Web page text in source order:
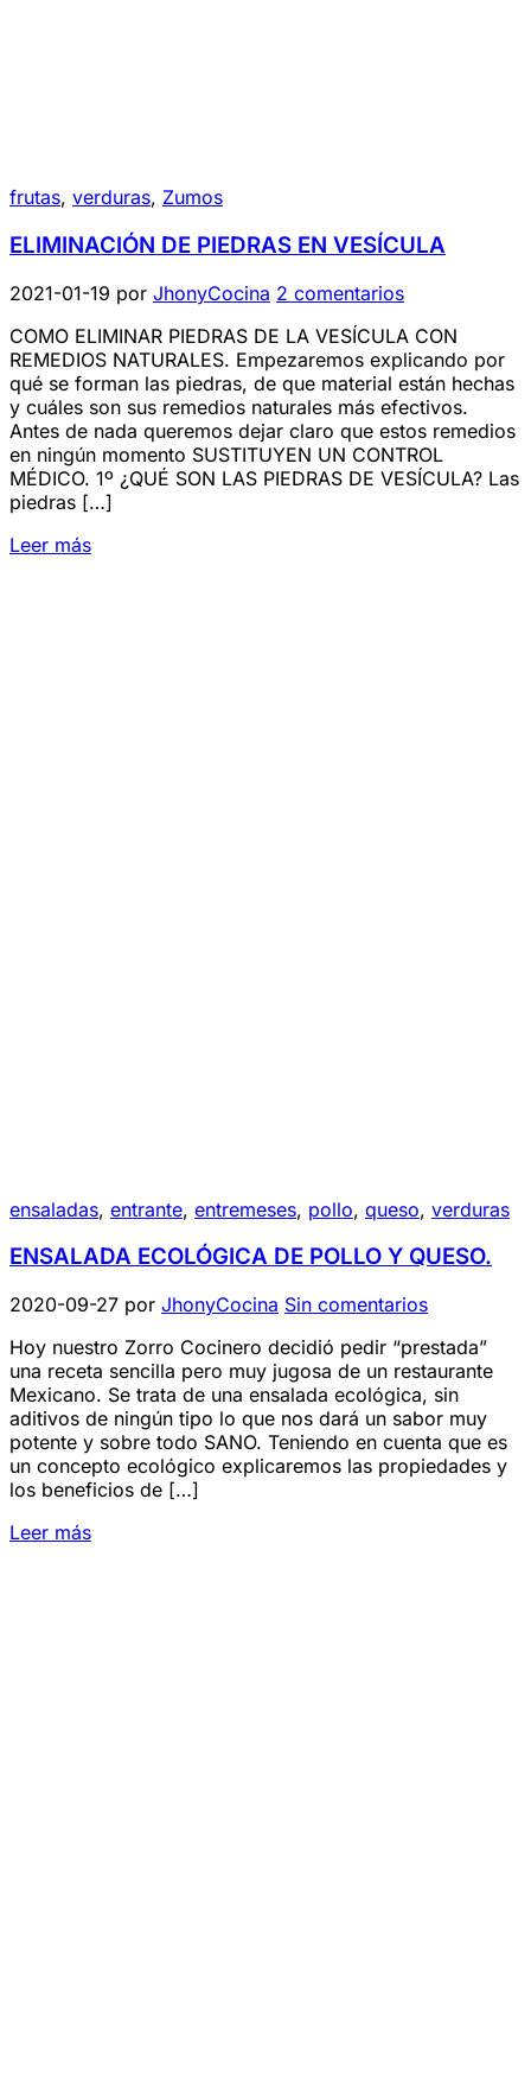
frutas, verduras, Zumos
ELIMINACIÓN DE PIEDRAS EN VESÍCULA
2021-01-19 por JhonyCocina 2 comentarios
COMO ELIMINAR PIEDRAS DE LA VESÍCULA CON
REMEDIOS NATURALES. Empezaremos explicando por
qué se forman las piedras, de que material están hechas
y cuáles son sus remedios naturales más efectivos.
Antes de nada queremos dejar claro que estos remedios
en ningún momento SUSTITUYEN UN CONTROL
MÉDICO. 1º ¿QUÉ SON LAS PIEDRAS DE VESÍCULA? Las
piedras […]
Leer más
ensaladas, entrante, entremeses, pollo, queso, verduras
ENSALADA ECOLÓGICA DE POLLO Y QUESO.
2020-09-27 por JhonyCocina Sin comentarios
Hoy nuestro Zorro Cocinero decidió pedir “prestada”
una receta sencilla pero muy jugosa de un restaurante
Mexicano. Se trata de una ensalada ecológica, sin
aditivos de ningún tipo lo que nos dará un sabor muy
potente y sobre todo SANO. Teniendo en cuenta que es
un concepto ecológico explicaremos las propiedades y
los beneficios de […]
Leer más